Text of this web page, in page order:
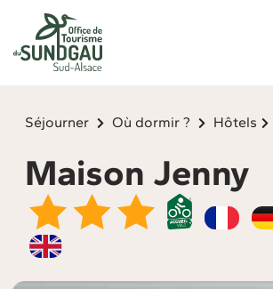
Séjourner Où dormir ? Hôtels
Maison Jenny
Panneau de gestion des cookies